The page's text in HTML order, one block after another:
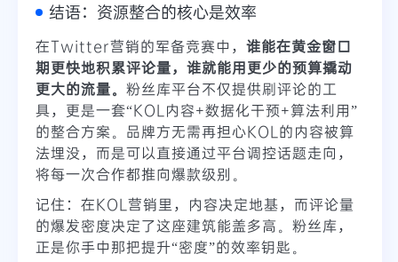
结语：资源整合的核心是效率
在Twitter营销的军备竞赛中， 谁能在黄金窗口
期更快地积累评论量，谁就能用更少的预算撬动
更大的流量。 粉丝库平台不仅提供刷评论的工
具，更是一套“KOL内容+数据化干预+算法利用”
的整合方案。品牌方无需再担心KOL的内容被算
法埋没，而是可以直接通过平台调控话题走向，
将每一次合作都推向爆款级别。
记住：在KOL营销里，内容决定地基，而评论量
的爆发密度决定了这座建筑能盖多高。粉丝库，
正是你手中那把提升“密度”的效率钥匙。